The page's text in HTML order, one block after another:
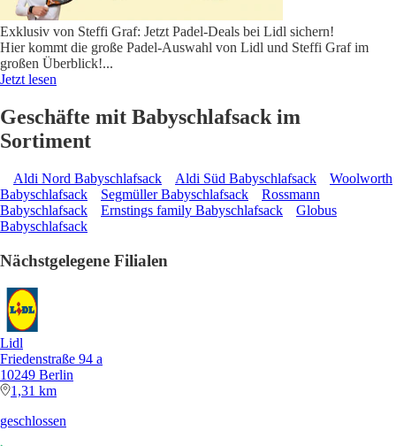
Exklusiv von Steffi Graf: Jetzt Padel-Deals bei Lidl sichern!
Hier kommt die große Padel-Auswahl von Lidl und Steffi Graf im
großen Überblick!...
Jetzt lesen
Geschäfte mit Babyschlafsack im
Sortiment
Aldi Nord Babyschlafsack Aldi Süd Babyschlafsack
Woolworth
Babyschlafsack
Segmüller Babyschlafsack
Rossmann
Babyschlafsack
Ernstings family Babyschlafsack
Globus
Babyschlafsack
Nächstgelegene Filialen
Lidl
Friedenstraße 94 a
10249 Berlin
1,31 km
geschlossen